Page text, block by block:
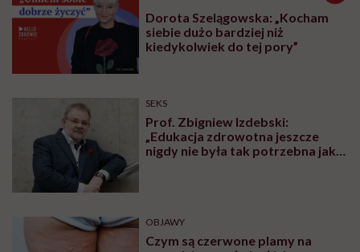
Dorota Szelągowska: „Kocham
siebie dużo bardziej niż
kiedykolwiek do tej pory”
SEKS
Prof. Zbigniew Izdebski:
„Edukacja zdrowotna jeszcze
nigdy nie była tak potrzebna jak
OBJAWY
Czym są czerwone plamy na